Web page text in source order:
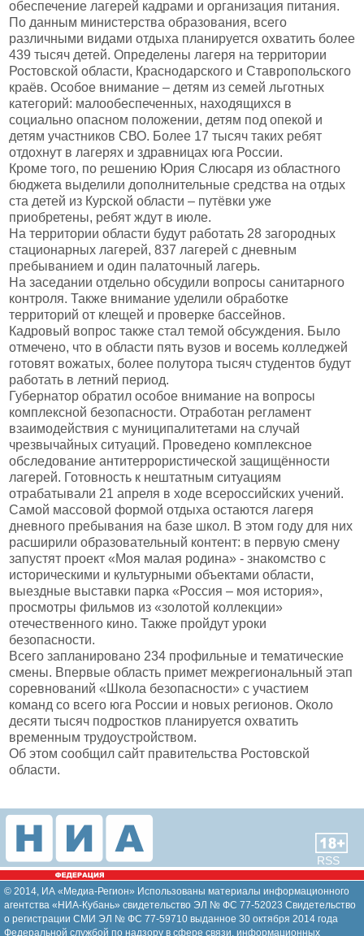
обеспечение лагерей кадрами и организация питания.
По данным министерства образования, всего
различными видами отдыха планируется охватить более
439 тысяч детей. Определены лагеря на территории
Ростовской области, Краснодарского и Ставропольского
краёв. Особое внимание – детям из семей льготных
категорий: малообеспеченных, находящихся в
социально опасном положении, детям под опекой и
детям участников СВО. Более 17 тысяч таких ребят
отдохнут в лагерях и здравницах юга России.
Кроме того, по решению Юрия Слюсаря из областного
бюджета выделили дополнительные средства на отдых
ста детей из Курской области – путёвки уже
приобретены, ребят ждут в июле.
На территории области будут работать 28 загородных
стационарных лагерей, 837 лагерей с дневным
пребыванием и один палаточный лагерь.
На заседании отдельно обсудили вопросы санитарного
контроля. Также внимание уделили обработке
территорий от клещей и проверке бассейнов.
Кадровый вопрос также стал темой обсуждения. Было
отмечено, что в области пять вузов и восемь колледжей
готовят вожатых, более полутора тысяч студентов будут
работать в летний период.
Губернатор обратил особое внимание на вопросы
комплексной безопасности. Отработан регламент
взаимодействия с муниципалитетами на случай
чрезвычайных ситуаций. Проведено комплексное
обследование антитеррористической защищённости
лагерей. Готовность к нештатным ситуациям
отрабатывали 21 апреля в ходе всероссийских учений.
Самой массовой формой отдыха остаются лагеря
дневного пребывания на базе школ. В этом году для них
расширили образовательный контент: в первую смену
запустят проект «Моя малая родина» - знакомство с
историческими и культурными объектами области,
выездные выставки парка «Россия – моя история»,
просмотры фильмов из «золотой коллекции»
отечественного кино. Также пройдут уроки
безопасности.
Всего запланировано 234 профильные и тематические
смены. Впервые область примет межрегиональный этап
соревнований «Школа безопасности» с участием
команд со всего юга России и новых регионов. Около
десяти тысяч подростков планируется охватить
временным трудоустройством.
Об этом сообщил сайт правительства Ростовской
области.
RSS
© 2014, ИА «Медиа-Регион» Использованы материалы информационного
агентства «НИА-Кубань» свидетельство ЭЛ № ФС 77-52023 Свидетельство
о регистрации СМИ ЭЛ № ФС 77-59710 выданное 30 октября 2014 года
Федеральной службой по надзору в сфере связи, информационных